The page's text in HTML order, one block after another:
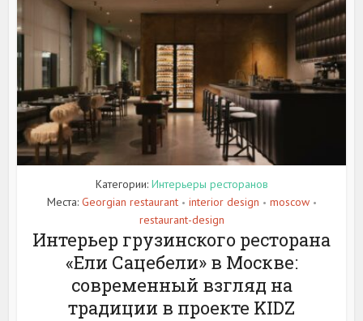
Категории: Интерьеры ресторанов
Места: Georgian restaurant • interior design • moscow •
restaurant-design
Интерьер грузинского ресторана
«Ели Сацебели» в Москве:
современный взгляд на
традиции в проекте KIDZ